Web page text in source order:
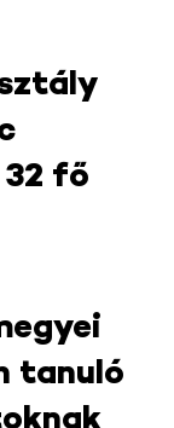
fő
tanuló